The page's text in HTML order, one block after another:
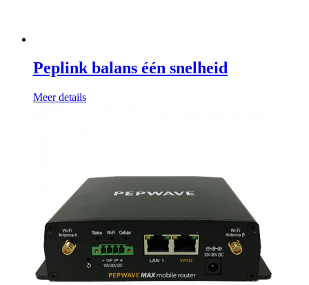
Peplink balans één snelheid
Meer details